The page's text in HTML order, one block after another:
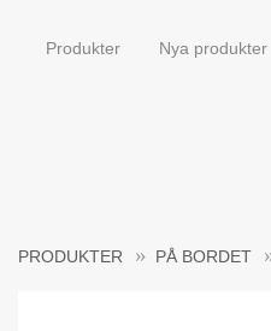
Produkter Nya produkter
PRODUKTER PÅ BORDET